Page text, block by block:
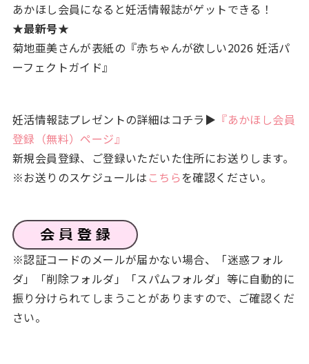
あかほし会員になると妊活情報誌がゲットできる！
★最新号★
菊地亜美さんが表紙の『赤ちゃんが欲しい2026 妊活パ
ーフェクトガイド』
妊活情報誌プレゼントの詳細はコチラ▶ 『あかほし会員
登録（無料）ページ』
新規会員登録、ご登録いただいた住所にお送りします。
※お送りのスケジュールは こちらを確認ください。
※認証コードのメールが届かない場合、「迷惑フォル
ダ」「削除フォルダ」「スパムフォルダ」等に自動的に
振り分けられてしまうことがありますので、ご確認くだ
さい。